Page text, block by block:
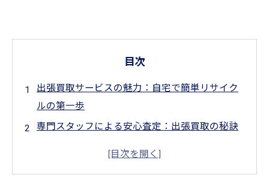
目次
出張買取サービスの魅力：自宅で簡単リサイク
ルの第一歩
専門スタッフによる安心査定：出張買取の秘訣